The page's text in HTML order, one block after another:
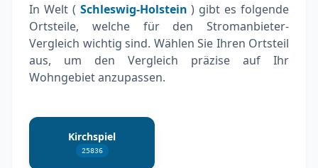
In Welt ( Schleswig-Holstein ) gibt es folgende
Ortsteile, welche für den Stromanbieter-
Vergleich wichtig sind. Wählen Sie Ihren Ortsteil
aus, um den Vergleich präzise auf Ihr
Wohngebiet anzupassen.
Kirchspiel
25836